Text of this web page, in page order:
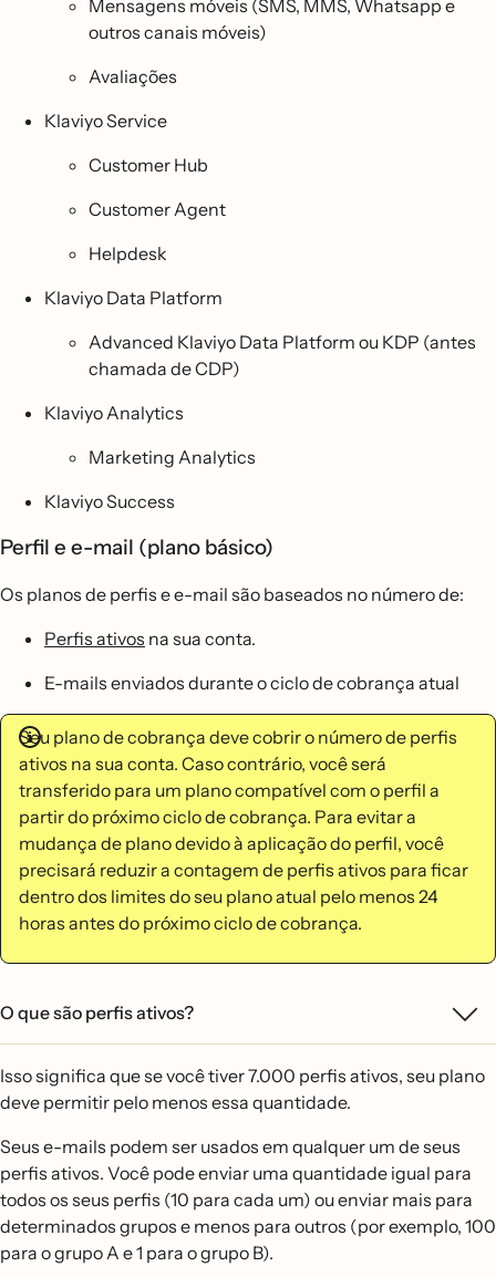
Mensagens móveis (SMS, MMS, Whatsapp e
outros canais móveis)
Avaliações
Klaviyo Service
Customer Hub
Customer Agent
Helpdesk
Klaviyo Data Platform
Advanced Klaviyo Data Platform ou KDP (antes
chamada de CDP)
Klaviyo Analytics
Marketing Analytics
Klaviyo Success
Perfil e e-mail (plano básico)
Os planos de perfis e e-mail são baseados no número de:
Perfis ativos na sua conta.
E-mails enviados durante o ciclo de cobrança atual
Seu plano de cobrança deve cobrir o número de perfis
ativos na sua conta. Caso contrário, você será
transferido para um plano compatível com o perfil a
partir do próximo ciclo de cobrança. Para evitar a
mudança de plano devido à aplicação do perfil, você
precisará reduzir a contagem de perfis ativos para ficar
dentro dos limites do seu plano atual pelo menos 24
horas antes do próximo ciclo de cobrança.
O que são perfis ativos?
Isso significa que se você tiver 7.000 perfis ativos, seu plano
deve permitir pelo menos essa quantidade.
Seus e-mails podem ser usados em qualquer um de seus
perfis ativos. Você pode enviar uma quantidade igual para
todos os seus perfis (10 para cada um) ou enviar mais para
determinados grupos e menos para outros (por exemplo, 100
para o grupo A e 1 para o grupo B).